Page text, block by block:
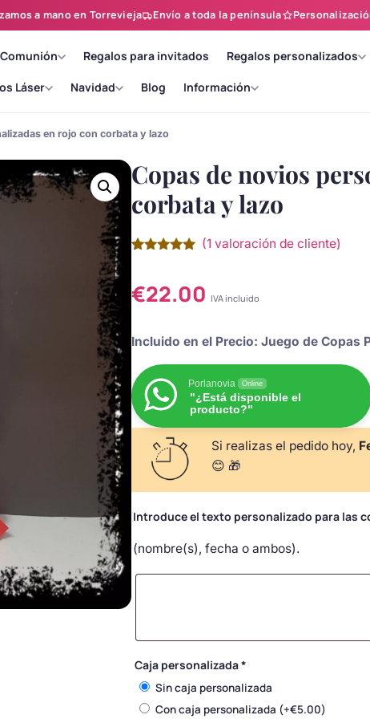
a mano en Torrevieja Envío a toda la península
Regalos para invitados Regalos personalizados
Láser Navidad Blog Información
en rojo con corbata y lazo
Copas de novios
corbata y lazo
5 en base
avaloración
(1 valoración de cliente)
€22.00 IVA incluido
Incluido en el Precio: Juego de Copas
Porlanovia Online
"¿Está disponible el
producto?"
Si realizas el pedido hoy,
😊 🎁
Introduce el texto personalizado para las
(nombre(s), fecha o ambos).
Caja personalizada*
Sin caja personalizada
Con caja personalizada (+€5.00)